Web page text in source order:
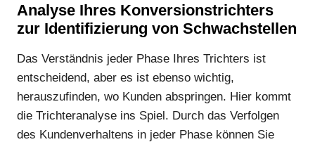
Analyse Ihres Konversionstrichters
zur Identifizierung von Schwachstellen
Das Verständnis jeder Phase Ihres Trichters ist
entscheidend, aber es ist ebenso wichtig,
herauszufinden, wo Kunden abspringen. Hier kommt
die Trichteranalyse ins Spiel. Durch das Verfolgen
des Kundenverhaltens in jeder Phase können Sie